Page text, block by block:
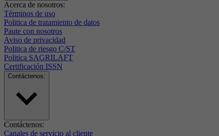
Acerca de nosotros:
Términos de uso
Politica de tratamiento de datos
Paute con nosotros
Aviso de privacidad
Politica de riesgo C/ST
Politica SAGRILAFT
Certificación ISSN
Contáctenos:
Contáctenos:
Canales de servicio al cliente